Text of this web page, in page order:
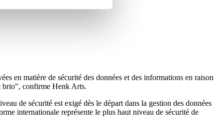
en matière de sécurité des données et des informations en raison
brio", confirme Henk Arts.
de sécurité est exigé dès le départ dans la gestion des données
internationale représente le plus haut niveau de sécurité de